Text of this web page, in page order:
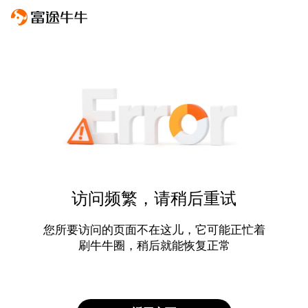
访问频繁，请稍后重试
您所要访问的页面不在这儿，它可能正忙着
刷牛牛圈，稍后就能恢复正常